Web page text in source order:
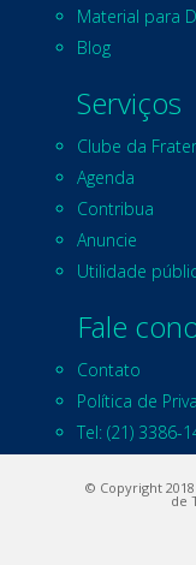
Material para
Blog
Serviços
Clube da
Agenda
Contribua
Anuncie
Utilidade
Fale
Contato
Política de
Tel: (21) 3386-
© Copyright
de